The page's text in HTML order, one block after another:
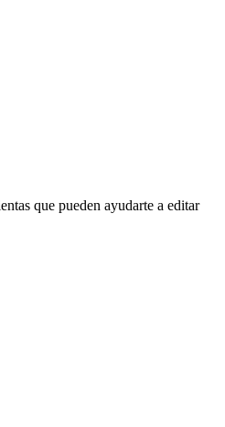
que pueden ayudarte a editar